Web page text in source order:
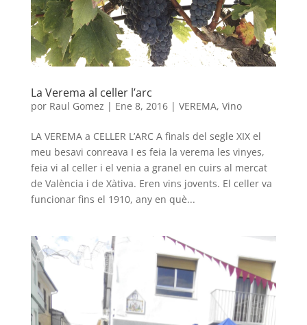
La Verema al celler l’arc
por Raul Gomez | Ene 8, 2016| VEREMA, Vino
LA VEREMA a CELLER L’ARC A finals del segle XIX el
meu besavi conreava I es feia la verema les vinyes,
feia vi al celler i el venia a granel en cuirs al mercat
de València i de Xàtiva. Eren vins jovents. El celler va
funcionar fins el 1910, any en què...